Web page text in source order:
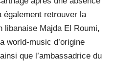
également retrouver la
libanaise Majda El Roumi,
world-music d’origine
que l’ambassadrice du